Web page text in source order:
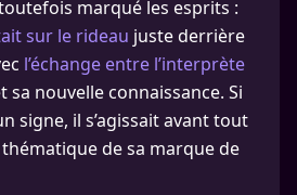
marqué les esprits :
sur le rideau juste derrière
l’échange entre l’interprète
sa nouvelle connaissance. Si
signe, il s’agissait avant tout
thématique de sa marque de